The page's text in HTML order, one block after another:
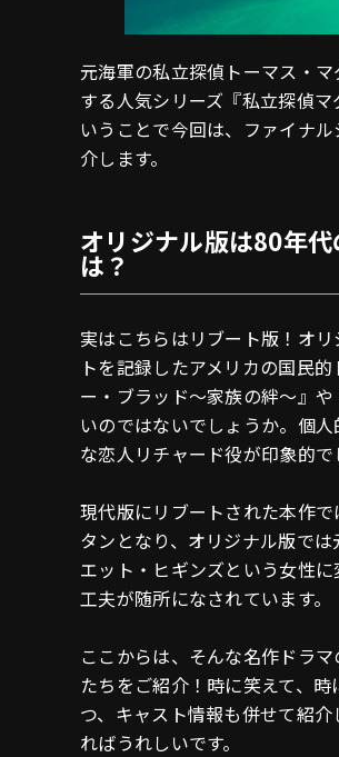
元海軍の私立探偵トーマス・
する人気シリーズ『私立探偵
いうことで今回は、ファイナ
介します。
オリジナル版は80年
は？
実はこちらはリブート版！オ
トを記録したアメリカの国民
ー・ブラッド～家族の絆～』
いのではないでしょうか。個
な恋人リチャード役が印象的で
現代版にリブートされた本作
タンとなり、オリジナル版で
エット・ヒギンズという女性
工夫が随所になされています。
ここからは、そんな名作ドラ
たちをご紹介！時に笑えて、
つ、キャスト情報も併せて紹
ればうれしいです。